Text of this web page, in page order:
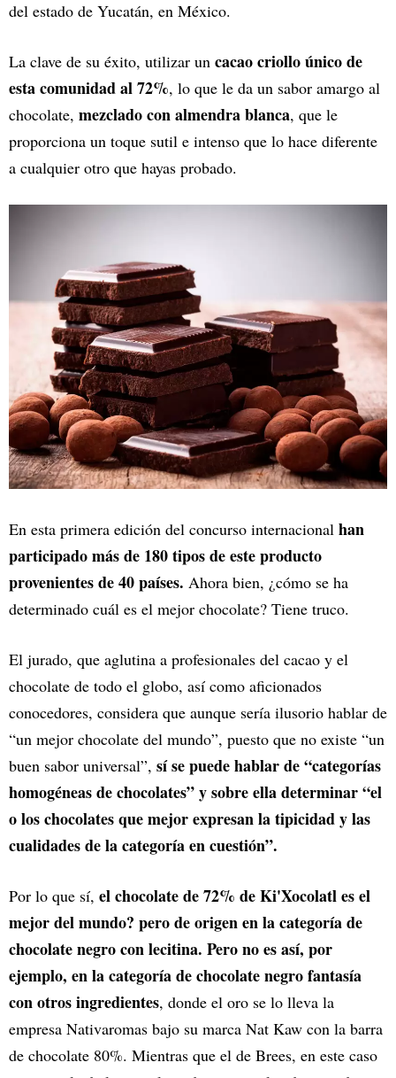
del estado de Yucatán, en México.
La clave de su éxito, utilizar un cacao criollo único de
esta comunidad al 72%, lo que le da un sabor amargo al
chocolate, mezclado con almendra blanca, que le
proporciona un toque sutil e intenso que lo hace diferente
a cualquier otro que hayas probado.
En esta primera edición del concurso internacional han
participado más de 180 tipos de este producto
provenientes de 40 países. Ahora bien, ¿cómo se ha
determinado cuál es el mejor chocolate? Tiene truco.
El jurado, que aglutina a profesionales del cacao y el
chocolate de todo el globo, así como aficionados
conocedores, considera que aunque sería ilusorio hablar de
“un mejor chocolate del mundo”, puesto que no existe “un
buen sabor universal”, sí se puede hablar de “categorías
homogéneas de chocolates” y sobre ella determinar “el
o los chocolates que mejor expresan la tipicidad y las
cualidades de la categoría en cuestión”.
Por lo que sí, el chocolate de 72% de Ki'Xocolatl es el
mejor del mundo? pero deorigen en la categoría de
chocolate negro con lecitina. Pero no es así, por
ejemplo, en la categoría de chocolate negro fantasía
con otros ingredientes, donde el oro se lo lleva la
empresa Nativaromas bajo su marca Nat Kaw con la barra
de chocolate 80%. Mientras que el de Brees, en este caso